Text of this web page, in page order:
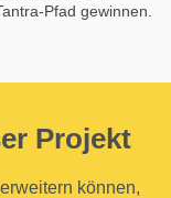
Pfad gewinnen.
Projekt
können,